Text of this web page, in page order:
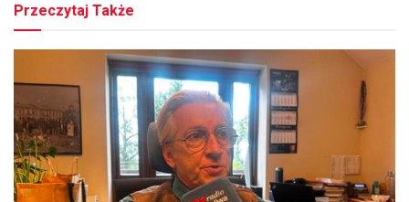
Przeczytaj Także